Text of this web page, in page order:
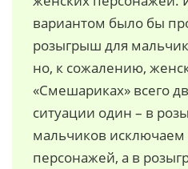
вариантом было бы
розыгрыш для
но, к сожалению,
«Смешариках» всего
ситуации один – в
мальчиков
персонажей, а в